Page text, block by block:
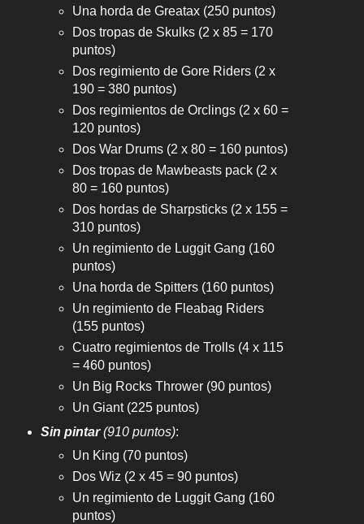
Una horda de Greatax (250 puntos)
Dos tropas de Skulks (2 x 85 = 170
puntos)
Dos regimiento de Gore Riders (2 x
190 = 380 puntos)
Dos regimientos de Orclings (2 x 60 =
120 puntos)
Dos War Drums (2 x 80 = 160 puntos)
Dos tropas de Mawbeasts pack (2 x
80 = 160 puntos)
Dos hordas de Sharpsticks (2 x 155 =
310 puntos)
Un regimiento de Luggit Gang (160
puntos)
Una horda de Spitters (160 puntos)
Un regimiento de Fleabag Riders
(155 puntos)
Cuatro regimientos de Trolls (4 x 115
= 460 puntos)
Un Big Rocks Thrower (90 puntos)
Un Giant (225 puntos)
Sin pintar(910 puntos):
Un King (70 puntos)
Dos Wiz (2 x 45 = 90 puntos)
Un regimiento de Luggit Gang (160
puntos)